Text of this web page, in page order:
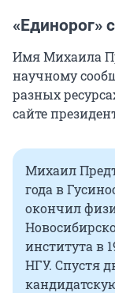
«Единорог»
Имя Михаила
научному
разных
сайте
Михаил
года в
окончил
института в
НГУ. Спустя